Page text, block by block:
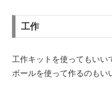
工作
工作キットを使ってもいい
ボールを使って作るのもい